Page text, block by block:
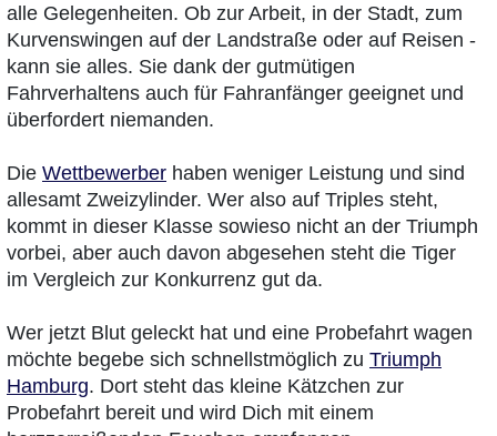
alle Gelegenheiten. Ob zur Arbeit, in der Stadt, zum
Kurvenswingen auf der Landstraße oder auf Reisen -
kann sie alles. Sie dank der gutmütigen
Fahrverhaltens auch für Fahranfänger geeignet und
überfordert niemanden.
Die Wettbewerber haben weniger Leistung und sind
allesamt Zweizylinder. Wer also auf Triples steht,
kommt in dieser Klasse sowieso nicht an der Triumph
vorbei, aber auch davon abgesehen steht die Tiger
im Vergleich zur Konkurrenz gut da.
Wer jetzt Blut geleckt hat und eine Probefahrt wagen
möchte begebe sich schnellstmöglich zu Triumph
Hamburg. Dort steht das kleine Kätzchen zur
Probefahrt bereit und wird Dich mit einem